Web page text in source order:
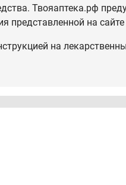
Твояаптека.рф
представленной на
на